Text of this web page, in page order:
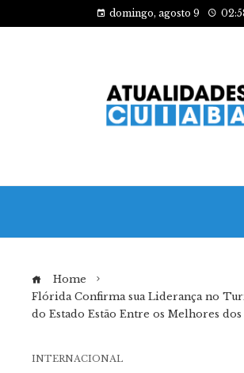
domingo, agosto 9
Home
Flórida Confirma sua Liderança no
do Estado Estão Entre os Melhores dos
INTERNACIONAL